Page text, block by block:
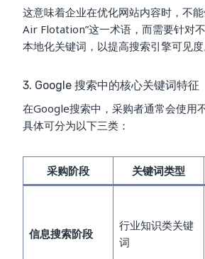
这意味着企业在优化网站内容时，不
Air Flotation”这一术语，而需要针对
本地化关键词，以提高搜索引擎可见度
3. Google 搜索中的核心关键词特征
在Google搜索中，采购者通常会使用
具体可分为以下三类：
采购阶段 关键词类型
信息搜索阶段
行业知识类关键
词